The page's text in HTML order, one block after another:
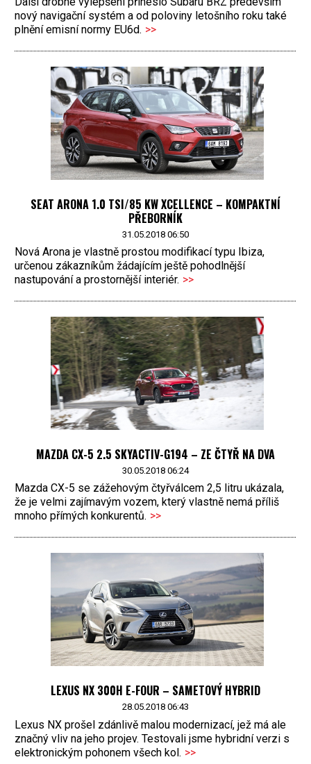
nový navigační systém a od poloviny letošního roku také
plnění emisní normy EU6d. >>
SEAT ARONA 1.0 TSI/85 KW XCELLENCE – KOMPAKTNÍ
PŘEBORNÍK
31.05.2018 06:50
Nová Arona je vlastně prostou modifikací typu Ibiza,
určenou zákazníkům žádajícím ještě pohodlnější
nastupování a prostornější interiér. >>
MAZDA CX-5 2.5 SKYACTIV-G194 – ZE ČTYŘ NA DVA
30.05.2018 06:24
Mazda CX-5 se zážehovým čtyřválcem 2,5 litru ukázala,
že je velmi zajímavým vozem, který vlastně nemá příliš
mnoho přímých konkurentů. >>
LEXUS NX 300H E-FOUR – SAMETOVÝ HYBRID
28.05.2018 06:43
Lexus NX prošel zdánlivě malou modernizací, jež má ale
značný vliv na jeho projev. Testovali jsme hybridní verzi s
elektronickým pohonem všech kol. >>